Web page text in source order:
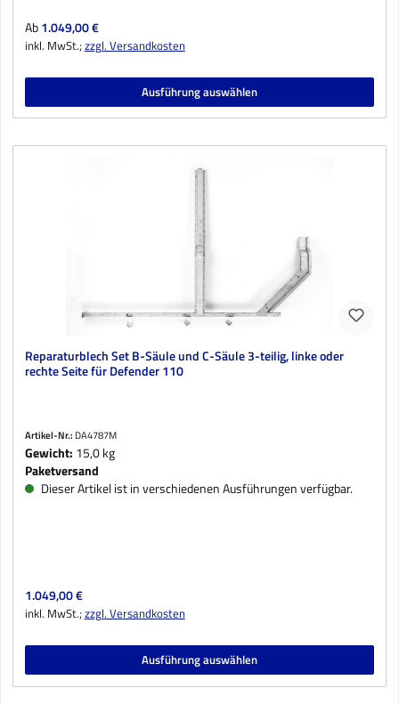
Regulärer Preis:
Ab1.049,00 €
inkl. MwSt.;zzgl. Versandkosten
Ausführung auswählen
Reparaturblech Set B-Säule und C-Säule 3-teilig, linke oder
rechte Seite für Defender 110
Artikel-Nr.: DA4787M
Gewicht: 15,0 kg
Paketversand
Dieser Artikel ist in verschiedenen Ausführungen verfügbar.
Regulärer Preis:
1.049,00 €
inkl. MwSt.;zzgl. Versandkosten
Ausführung auswählen